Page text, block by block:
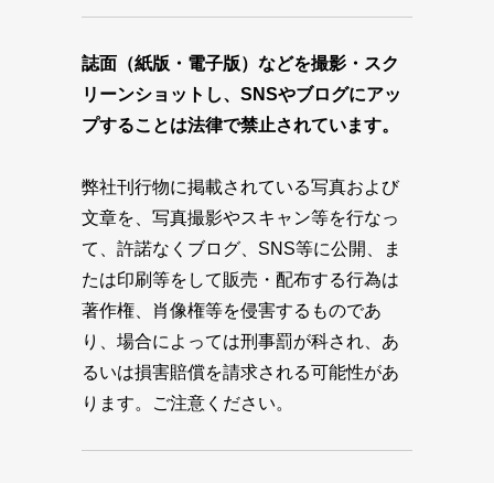
誌面（紙版・電子版）などを撮影・スク
リーンショットし、SNSやブログにアッ
プすることは法律で禁止されています。
弊社刊行物に掲載されている写真および
文章を、写真撮影やスキャン等を行なっ
て、許諾なくブログ、SNS等に公開、ま
たは印刷等をして販売・配布する行為は
著作権、肖像権等を侵害するものであ
り、場合によっては刑事罰が科され、あ
るいは損害賠償を請求される可能性があ
ります。ご注意ください。